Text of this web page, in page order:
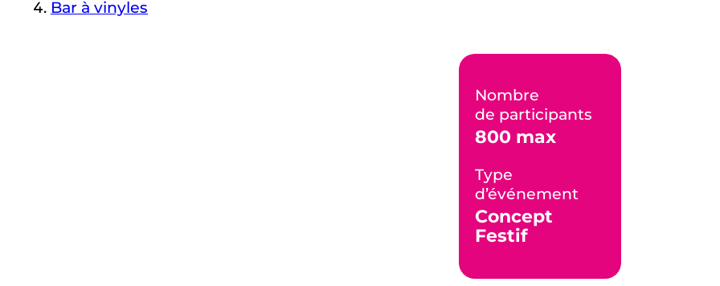
Bar à vinyles
Nombre
de participants
800 max
Type
d’événement
Concept
Festif